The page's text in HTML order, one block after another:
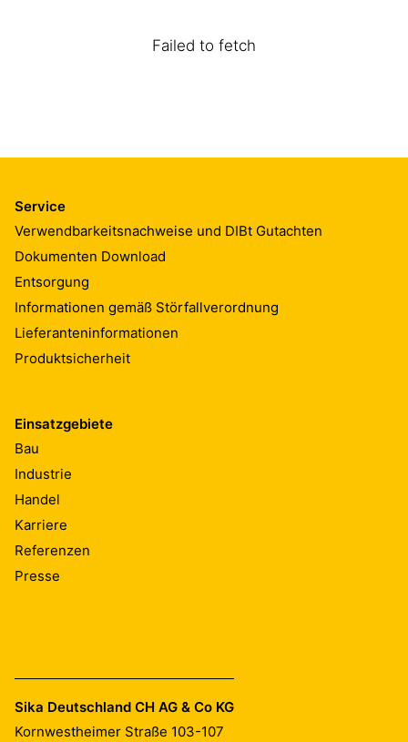
Failed to fetch
Service
Verwendbarkeitsnachweise und DIBt Gutachten
Dokumenten Download
Entsorgung
Informationen gemäß Störfallverordnung
Lieferanteninformationen
Produktsicherheit
Einsatzgebiete
Bau
Industrie
Handel
Karriere
Referenzen
Presse
Sika Deutschland CH AG & Co KG
Kornwestheimer Straße 103-107